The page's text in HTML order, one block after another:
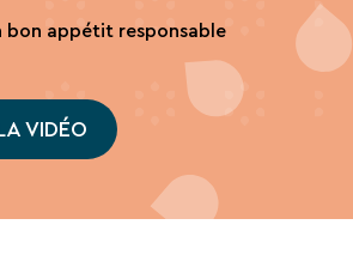
bon appétit responsable
VIDÉO